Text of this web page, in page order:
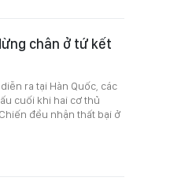
chân ở tứ kết
ra tại Hàn Quốc, các
cuối khi hai cơ thủ
đều nhận thất bại ở